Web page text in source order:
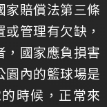
家賠償法第三條
管理有欠缺，
，國家應負損害
園內的籃球場是
時候，正常來